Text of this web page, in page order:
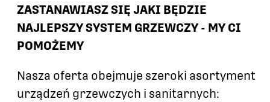
ZASTANAWIASZ SIĘ JAKI BĘDZIE
NAJLEPSZY SYSTEM GRZEWCZY - MY CI
POMOŻEMY
Nasza oferta obejmuje szeroki asortyment
urządzeń grzewczych i sanitarnych: